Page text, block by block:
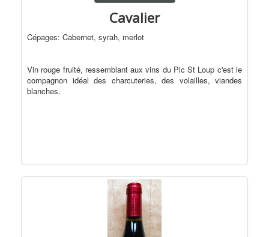
Cavalier
Cépages: Cabernet, syrah, merlot
Vin rouge fruité, ressemblant aux vins du Pic St Loup c'est le
compagnon idéal des charcuteries, des volailles, viandes
blanches.